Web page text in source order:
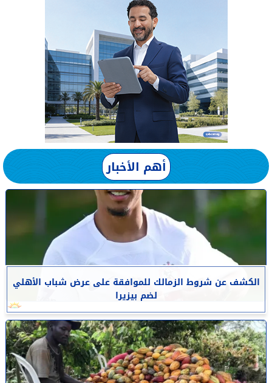
أهم الأخبار
الكشف عن شروط الزمالك للموافقة على عرض شباب الأهلي
لضم بيزيرا